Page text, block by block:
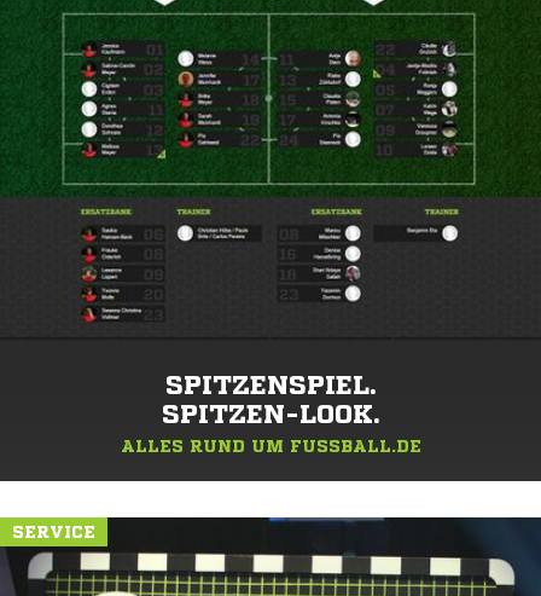
SPITZENSPIEL.
SPITZEN-LOOK.
ALLES RUND UM FUSSBALL.DE
SERVICE